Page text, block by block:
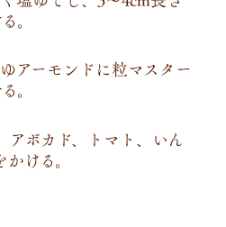
。
アーモンドに粒マスター
。
アボカド、トマト、いん
ける。